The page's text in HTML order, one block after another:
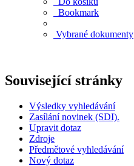
Bookmark
Vybrané dokumenty
Související stránky
Výsledky vyhledávání
Zasílání novinek (SDI).
Upravit dotaz
Zdroje
Předmětové vyhledávání
Nový dotaz